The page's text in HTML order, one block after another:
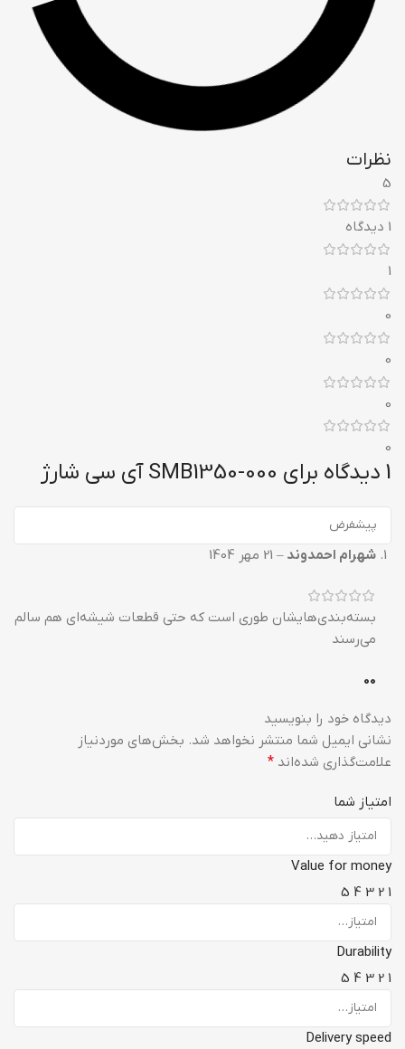
نظرات
5
1 دیدگاه
1
0
0
0
0
1 دیدگاه برای 000-SMB1350 آی سی شارژ
شهرام احمدوند – 21 مهر 1404
بسته‌بندی‌هایشان طوری است که حتی قطعات شیشه‌ای هم سالم
می‌رسند
0
0
دیدگاه خود را بنویسید
نشانی ایمیل شما منتشر نخواهد شد. بخش‌های موردنیاز
علامت‌گذاری شده‌اند *
امتیاز شما
Value for money
1
2
3
4
5
Durability
1
2
3
4
5
Delivery speed